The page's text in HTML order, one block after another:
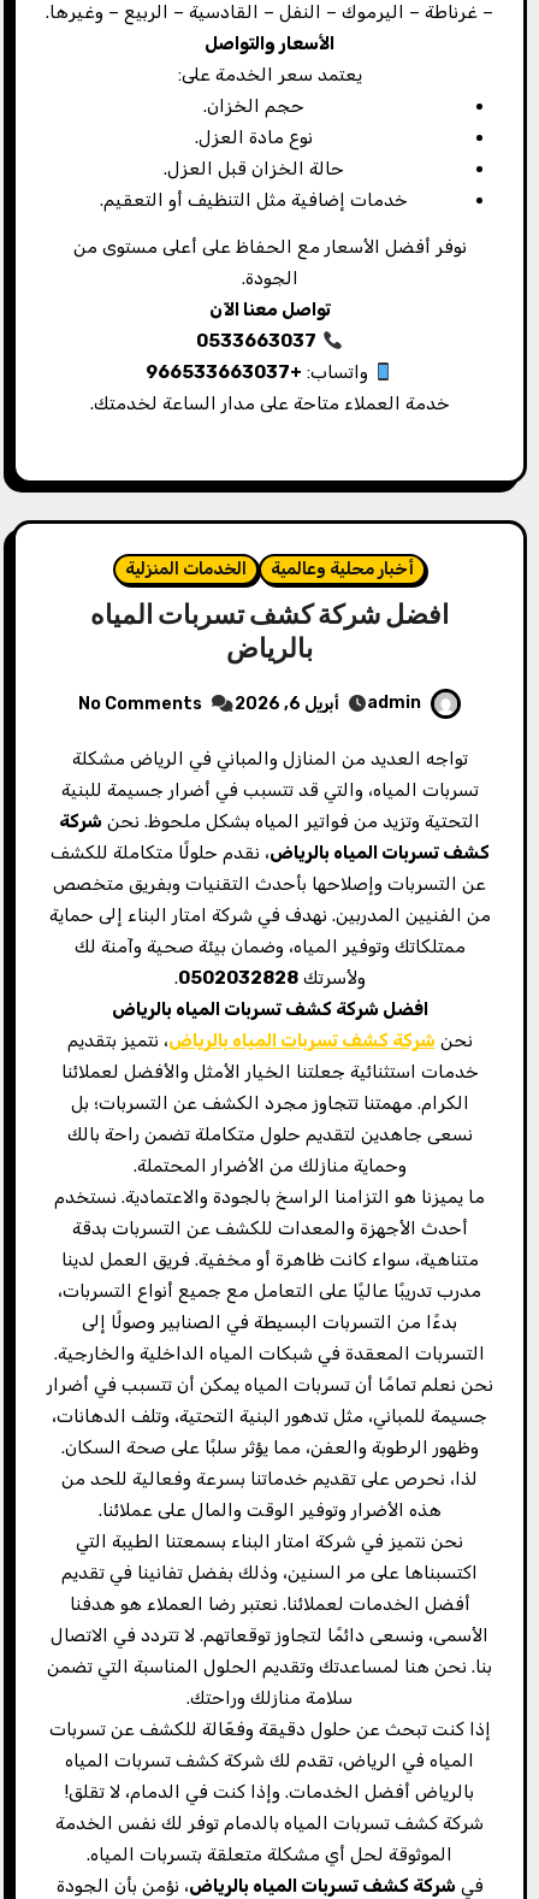
– غرناطة – اليرموك – النفل – القادسية – الربيع – وغيرها.
الأسعار والتواصل
يعتمد سعر الخدمة على:
حجم الخزان.
نوع مادة العزل.
حالة الخزان قبل العزل.
خدمات إضافية مثل التنظيف أو التعقيم.
نوفر أفضل الأسعار مع الحفاظ على أعلى مستوى من
الجودة.
تواصل معنا الآن
0533663037
واتساب: +966533663037
خدمة العملاء متاحة على مدار الساعة لخدمتك.
أخبار محلية وعالمية الخدمات المنزلية
افضل شركة كشف تسربات المياه
بالرياض
admin أبريل 6, 2026 No Comments
تواجه العديد من المنازل والمباني في الرياض مشكلة
تسربات المياه، والتي قد تتسبب في أضرار جسيمة للبنية
التحتية وتزيد من فواتير المياه بشكل ملحوظ. نحن شركة
كشف تسربات المياه بالرياض، نقدم حلولًا متكاملة للكشف
عن التسربات وإصلاحها بأحدث التقنيات وبفريق متخصص
من الفنيين المدربين. نهدف في شركة امتار البناء إلى حماية
ممتلكاتك وتوفير المياه، وضمان بيئة صحية وآمنة لك
ولأسرتك0502032828
.
افضل شركة كشف تسربات المياه بالرياض
نحن شركة كشف تسربات المياه بالرياض، نتميز بتقديم
خدمات استثنائية جعلتنا الخيار الأمثل والأفضل لعملائنا
الكرام. مهمتنا تتجاوز مجرد الكشف عن التسربات؛ بل
نسعى جاهدين لتقديم حلول متكاملة تضمن راحة بالك
وحماية منازلك من الأضرار المحتملة.
ما يميزنا هو التزامنا الراسخ بالجودة والاعتمادية. نستخدم
أحدث الأجهزة والمعدات للكشف عن التسربات بدقة
متناهية، سواء كانت ظاهرة أو مخفية. فريق العمل لدينا
مدرب تدريبًا عاليًا على التعامل مع جميع أنواع التسربات،
بدءًا من التسربات البسيطة في الصنابير وصولًا إلى
التسربات المعقدة في شبكات المياه الداخلية والخارجية.
نحن نعلم تمامًا أن تسربات المياه يمكن أن تتسبب في أضرار
جسيمة للمباني، مثل تدهور البنية التحتية، وتلف الدهانات،
وظهور الرطوبة والعفن، مما يؤثر سلبًا على صحة السكان.
لذا، نحرص على تقديم خدماتنا بسرعة وفعالية للحد من
هذه الأضرار وتوفير الوقت والمال على عملائنا.
نحن نتميز في شركة امتار البناء بسمعتنا الطيبة التي
اكتسبناها على مر السنين، وذلك بفضل تفانينا في تقديم
أفضل الخدمات لعملائنا. نعتبر رضا العملاء هو هدفنا
الأسمى، ونسعى دائمًا لتجاوز توقعاتهم. لا تتردد في الاتصال
بنا. نحن هنا لمساعدتك وتقديم الحلول المناسبة التي تضمن
سلامة منازلك وراحتك.
إذا كنت تبحث عن حلول دقيقة وفعّالة للكشف عن تسربات
المياه في الرياض، تقدم لك شركة كشف تسربات المياه
بالرياض أفضل الخدمات. وإذا كنت في الدمام، لا تقلق!
شركة كشف تسربات المياه بالدمام توفر لك نفس الخدمة
الموثوقة لحل أي مشكلة متعلقة بتسربات المياه.
في شركة كشف تسربات المياه بالرياض، نؤمن بأن الجودة